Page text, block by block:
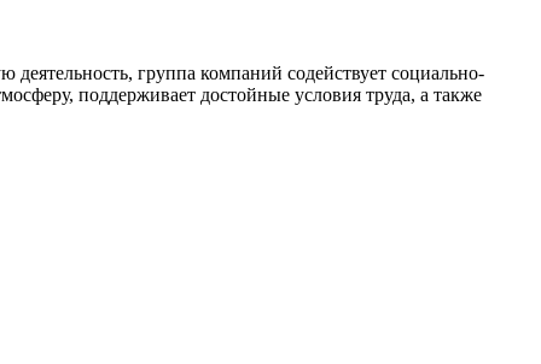
группа компаний содействует социально-
поддерживает достойные условия труда, а также